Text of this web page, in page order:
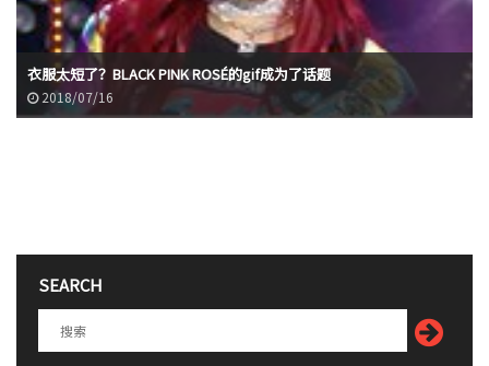
衣服太短了？BLACK PINK ROSÉ的gif成为了话题
2018/07/16
SEARCH